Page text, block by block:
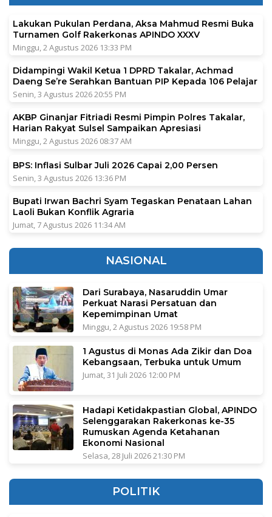
Lakukan Pukulan Perdana, Aksa Mahmud Resmi Buka
Turnamen Golf Rakerkonas APINDO XXXV
Minggu, 2 Agustus 2026 13:33 PM
Didampingi Wakil Ketua 1 DPRD Takalar, Achmad
Daeng Se’re Serahkan Bantuan PIP Kepada 106 Pelajar
Senin, 3 Agustus 2026 20:55 PM
AKBP Ginanjar Fitriadi Resmi Pimpin Polres Takalar,
Harian Rakyat Sulsel Sampaikan Apresiasi
Minggu, 2 Agustus 2026 08:37 AM
BPS: Inflasi Sulbar Juli 2026 Capai 2,00 Persen
Senin, 3 Agustus 2026 13:36 PM
Bupati Irwan Bachri Syam Tegaskan Penataan Lahan
Laoli Bukan Konflik Agraria
Jumat, 7 Agustus 2026 11:34 AM
NASIONAL
Dari Surabaya, Nasaruddin Umar
Perkuat Narasi Persatuan dan
Kepemimpinan Umat
Minggu, 2 Agustus 2026 19:58 PM
1 Agustus di Monas Ada Zikir dan Doa
Kebangsaan, Terbuka untuk Umum
Jumat, 31 Juli 2026 12:00 PM
Hadapi Ketidakpastian Global, APINDO
Selenggarakan Rakerkonas ke-35
Rumuskan Agenda Ketahanan
Ekonomi Nasional
Selasa, 28 Juli 2026 21:30 PM
POLITIK